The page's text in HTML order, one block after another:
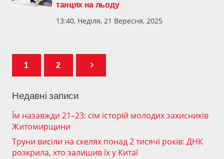
танцях на льоду
13:40, Неділя, 21 Вересня, 2025
1 2
Недавні записи
Їм назавжди 21–23: сім історій молодих захисників
Житомирщини
Труни висіли на скелях понад 2 тисячі років: ДНК
розкрила, хто залишив їх у Китаї